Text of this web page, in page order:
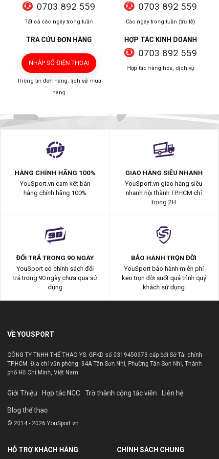
0703 892 559
Tất cả các ngày trong tuần
0703 892 559
Các ngày trong tuần (trừ lễ)
TRA CỨU ĐƠN HÀNG
NHẬP SỐ ĐIỆN THOẠI
Thông tin đơn hàng, lịch sử mua
hàng
HỢP TÁC KINH DOANH
0703 892 559
Hợp tác hàng hóa, dịch vụ
HÀNG CHÍNH HÃNG 100%
YouSport.vn cam kết bán
hàng chính hãng 100%
GIAO HÀNG SIÊU NHANH
YouSport.vn giao hàng siêu
nhanh nội thành TP.HCM chỉ
trong 2H
ĐỔI TRẢ TRONG 90 NGÀY
YouSport có chính sách đổi
trả trong 90 ngày chưa qua sử
dụng
BẢO HÀNH TRỌN ĐỜI
YouSport bảo hành miễn phí
keo trọn đời suốt quá trình quý
khách sử dụng
VỀ YOUSPORT
CÔNG TY TNHH THỂ THAO YS. GPKD số 0319450973 cấp bởi Sở Tài chính
TP.HCM. Địa chỉ văn phòng: 34A Tân Sơn Nhì, Phường Tân Sơn Nhì, Thành
phố Hồ Chí Minh, Việt Nam.
Giới Thiệu Hợp tác NCC Trờ thành cộng tác viên Liên hệ
Blog thể thao
© 2014 - 2026 YouSport.vn
HỖ TRỢ KHÁCH HÀNG CHÍNH SÁCH CHUNG